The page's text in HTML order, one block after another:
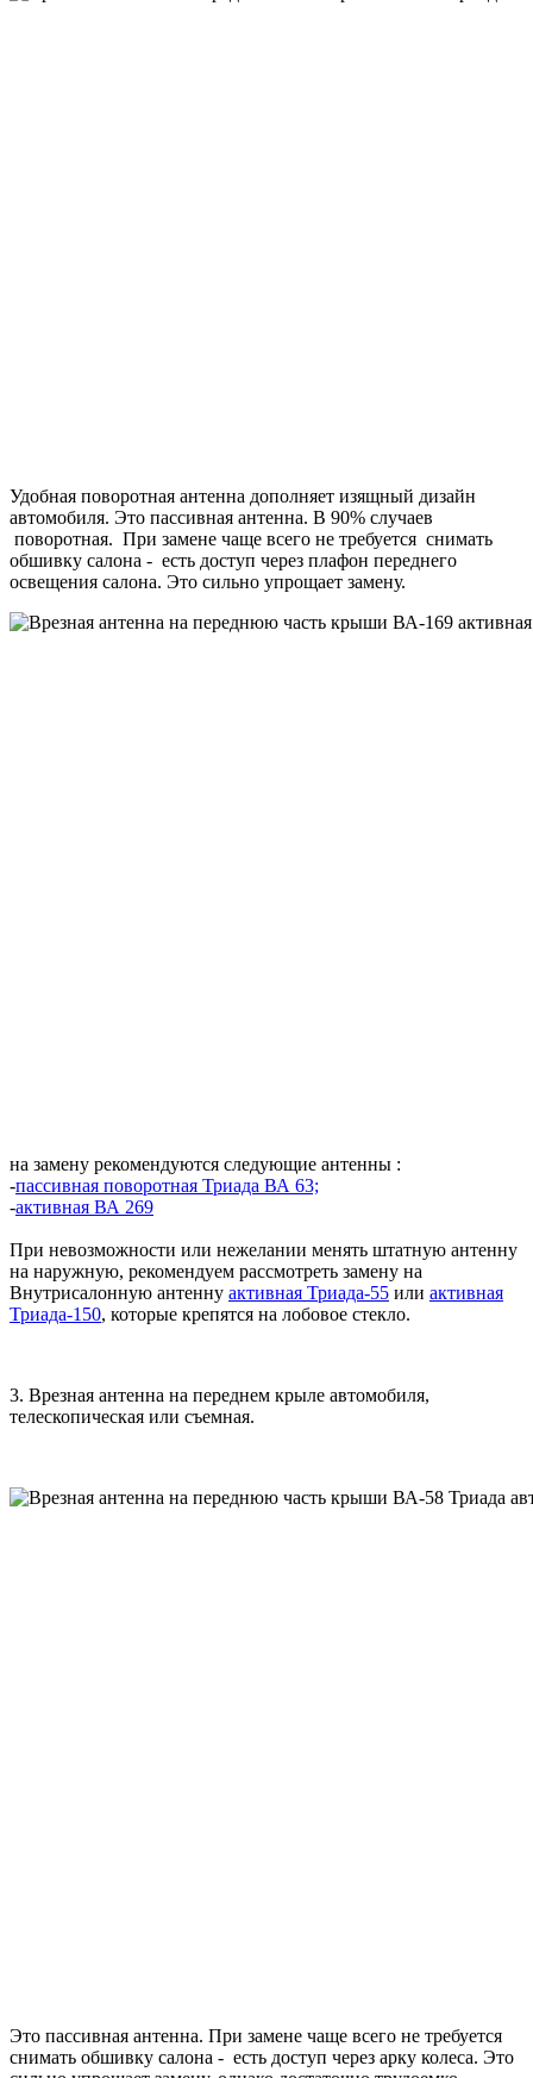
Удобная поворотная антенна дополняет изящный дизайн
автомобиля. Это пассивная антенна. В 90% случаев
поворотная. При замене чаще всего не требуется снимать
обшивку салона - есть доступ через плафон переднего
освещения салона. Это сильно упрощает замену.
на замену рекомендуются следующие антенны :
-пассивная поворотная Триада ВА 63;
-активная ВА 269
При невозможности или нежелании менять штатную антенну
на наружную, рекомендуем рассмотреть замену на
Внутрисалонную антенну активная Триада-55 или активная
Триада-150, которые крепятся на лобовое стекло.
3. Врезная антенна на переднем крыле автомобиля,
телескопическая или съемная.
Это пассивная антенна. При замене чаще всего не требуется
снимать обшивку салона - есть доступ через арку колеса. Это